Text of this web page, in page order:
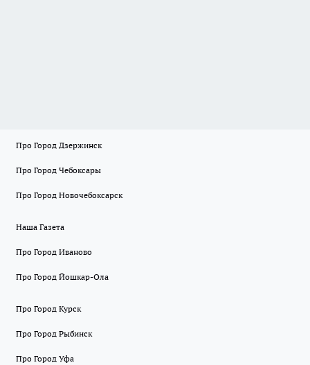
Про Город Дзержинск
Про Город Чебоксары
Про Город Новочебоксарск
Наша Газета
Про Город Иваново
Про Город Йошкар-Ола
Про Город Курск
Про Город Рыбинск
Про Город Уфа